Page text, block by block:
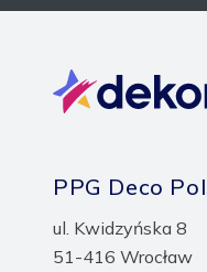
PPG Deco
ul. Kwidzyńska 8
51-416 Wrocław